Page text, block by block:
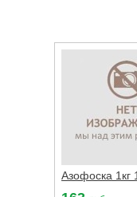
Азофоска 1кг